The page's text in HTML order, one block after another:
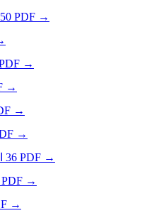
50 PDF →
→
→
→
→
36 PDF →
PDF →
→